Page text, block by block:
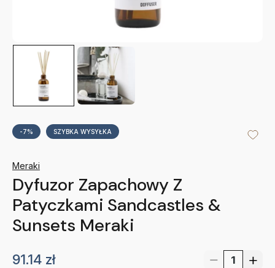
-7% SZYBKA WYSYŁKA
Meraki
Dyfuzor Zapachowy Z
Patyczkami Sandcastles &
Sunsets Meraki
91.14 zł